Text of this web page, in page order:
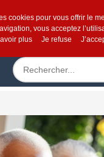
cookies pour vous offrir le
vous acceptez
plus
Je refuse